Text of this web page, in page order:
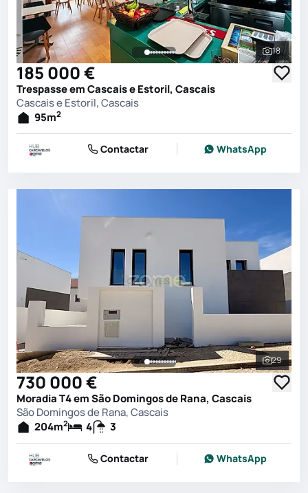
Ver
18
185 000 €
Trespasse em Cascais e Estoril, Cascais
Cascais e Estoril, Cascais
95m2
Contactar WhatsApp
Ver
29
730 000 €
Moradia T4 em São Domingos de Rana, Cascais
São Domingos de Rana, Cascais
204m2 4 3
Contactar WhatsApp